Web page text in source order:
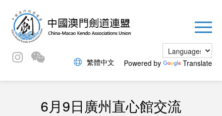
繁體中文 Powered by Translate
6月9日廣州直心館交流